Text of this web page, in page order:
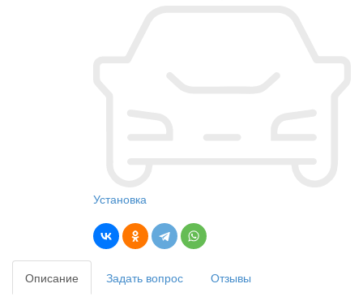
Установка
Описание Задать вопрос Отзывы